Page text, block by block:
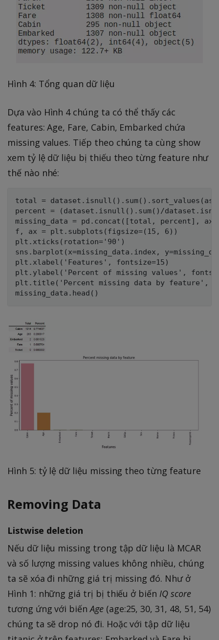
Hình 4: Tổng quan dữ liệu
Dựa vào Hình 4 chúng ta có thể thấy các
features: Age, Fare, Cabin, Embarked chứa
missing values. Tiếp theo chúng ta cùng show
xem tỷ lệ dữ liệu bị thiếu theo từng feature như
thế nào nhé:
total =
percent = (dataset.isnull().sum()/
missing_data = pd.concat([total, percent],
f, ax = plt.subplots(figsize=(15, 6))
plt.xticks(rotation='90')
sns.barplot(x=missing_data.index,
plt.xlabel('Features', fontsize=15)
plt.ylabel('Percent of missing values',
plt.title('Percent missing data by feature',
Hình 5: tỷ lệ dữ liệu missing theo từng feature
Removing Data
Listwise deletion
Nếu dữ liệu missing trong tập dữ liệu là MCAR
và số lượng missing values không nhiều, chúng
ta sẽ xóa đi những giá trị missing đó. Như ở
Hình 1: những giá trị bị thiếu ở biến IQ score
tương ứng với biếnAge(age:25, 30, 31, 48, 51, 54)
chúng ta sẽ drop nó đi. Hoặc với tập dữ liệu